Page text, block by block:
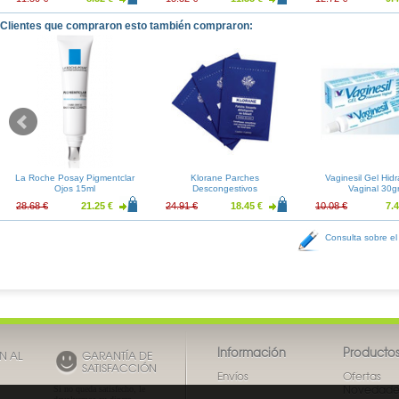
Clientes que compraron esto también compraron:
La Roche Posay Pigmentclar
Ojos 15ml
28.68 € 21.25 €
Klorane Parches
Descongestivos
24.91 € 18.45 €
Vaginesil Gel
Vaginal 30gr
10.08 €
Consulta sobre
AL GARANTÍA DE
SATISFACCIÓN
Productos
Ofertas
Información
Envíos